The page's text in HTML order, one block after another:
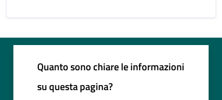
Quanto sono chiare le informazioni
su questa pagina?